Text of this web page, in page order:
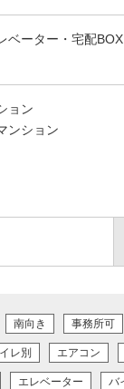
ベーター・宅配
ョン
ンション
南向き 事務所可
レ別 エアコン
エレベーター バ